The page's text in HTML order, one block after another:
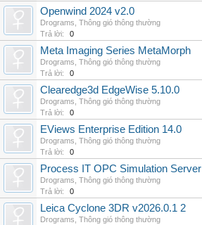
Openwind 2024 v2.0
Drograms Thông gió thông thường
Trả lời:
0
Meta Imaging Series MetaMorph
Drograms Thông gió thông thường
Trả lời:
0
Clearedge3d EdgeWise 5.10.0
Drograms Thông gió thông thường
Trả lời:
0
EViews Enterprise Edition 14.0
Drograms Thông gió thông thường
Trả lời:
0
Process IT OPC Simulation Server
Drograms Thông gió thông thường
Trả lời:
0
Leica Cyclone 3DR v2026.0.1 2
Drograms Thông gió thông thường